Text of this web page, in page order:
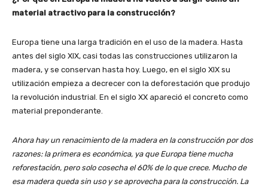
material atractivo para la construcción?
Europa tiene una larga tradición en el uso de la madera. Hasta
antes del siglo XIX, casi todas las construcciones utilizaron la
madera, y se conservan hasta hoy. Luego, en el siglo XIX su
utilización empieza a decrecer con la deforestación que produjo
la revolución industrial. En el siglo XX apareció el concreto como
material preponderante.
Ahora hay un renacimiento de la madera en la construcción por dos
razones: la primera es económica, ya que Europa tiene mucha
reforestación, pero solo cosecha el 60% de lo que crece. Mucho de
esa madera queda sin uso y se aprovecha para la construcción. La